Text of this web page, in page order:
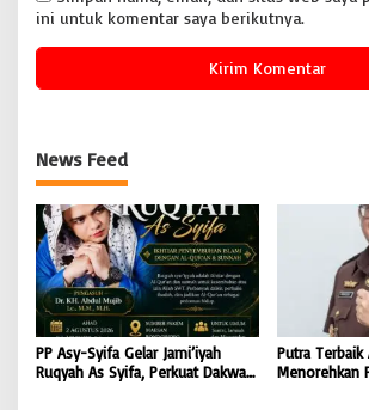
ini untuk komentar saya berikutnya.
News Feed
PP Asy-Syifa Gelar Jami’iyah
Ruqyah As Syifa, Perkuat Dakwah
Putra Terbaik
Menorehkan